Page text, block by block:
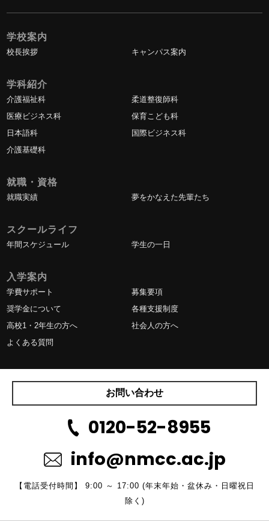
学校案内
校長挨拶 キャンパス案内
学科紹介
介護福祉科
柔道整復師科
医療ビジネス科
保育こども科
日本語科
国際ビジネス科
介護基礎科
就職・資格
就職実績 夢をかなえた先輩たち
スクールライフ
年間スケジュール 学生の一日
入学案内
学費サポート
募集要項
奨学金について
各種支援制度
高校1・2年生の方へ
社会人の方へ
よくある質問
お問い合わせ
0120-52-8955
info@nmcc.ac.jp
【電話受付時間】 9:00 ～ 17:00 (年末年始・盆休み・日曜祝日
除く)